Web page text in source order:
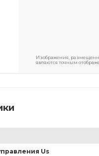
Изображения,
являются точным
Us